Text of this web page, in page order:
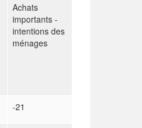
Achats
importants -
intentions des
ménages
-21